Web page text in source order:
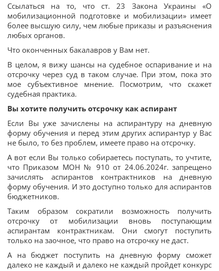
Ссылаться на то, что ст. 23 Закона Украины «О
мобилизационной подготовке и мобилизации» имеет
более высшую силу, чем любые приказы и разъяснения
любых органов.
Что оконченных бакалавров у Вам нет.
В целом, я вижу шансы на судебное оспаривание и на
отсрочку через суд в таком случае. При этом, пока это
мое субъективное мнение. Посмотрим, что скажет
судебная практика.
Вы хотите получить отсрочку как аспирант
Если Вы уже зачислены на аспирантуру на дневную
форму обучения и перед этим других аспирантур у Вас
не было, то без проблем, имеете право на отсрочку.
А вот если Вы только собираетесь поступать, то учтите,
что Приказом МОН № 910 от 24.06.2024г. запрещено
зачислять аспирантов контрактников на дневную
форму обучения. И это доступно только для аспирантов
бюджетников.
Таким образом сократили возможность получить
отсрочку от мобилизации вновь поступающим
аспирантам контрактникам. Они смогут поступить
только на заочное, что право на отсрочку не даст.
А на бюджет поступить на дневную форму сможет
далеко не каждый и далеко не каждый пройдет конкурс